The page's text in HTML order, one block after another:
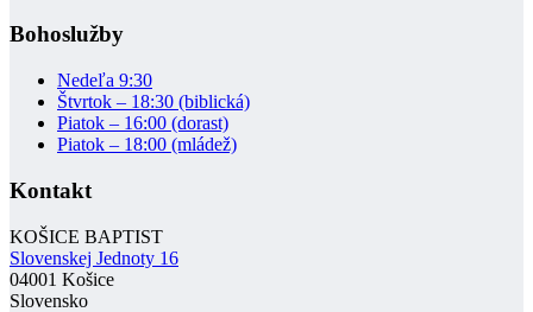
Bohoslužby
Nedeľa 9:30
Štvrtok – 18:30 (biblická)
Piatok – 16:00 (dorast)
Piatok – 18:00 (mládež)
Kontakt
KOŠICE BAPTIST
Slovenskej Jednoty 16
04001 Košice
Slovensko